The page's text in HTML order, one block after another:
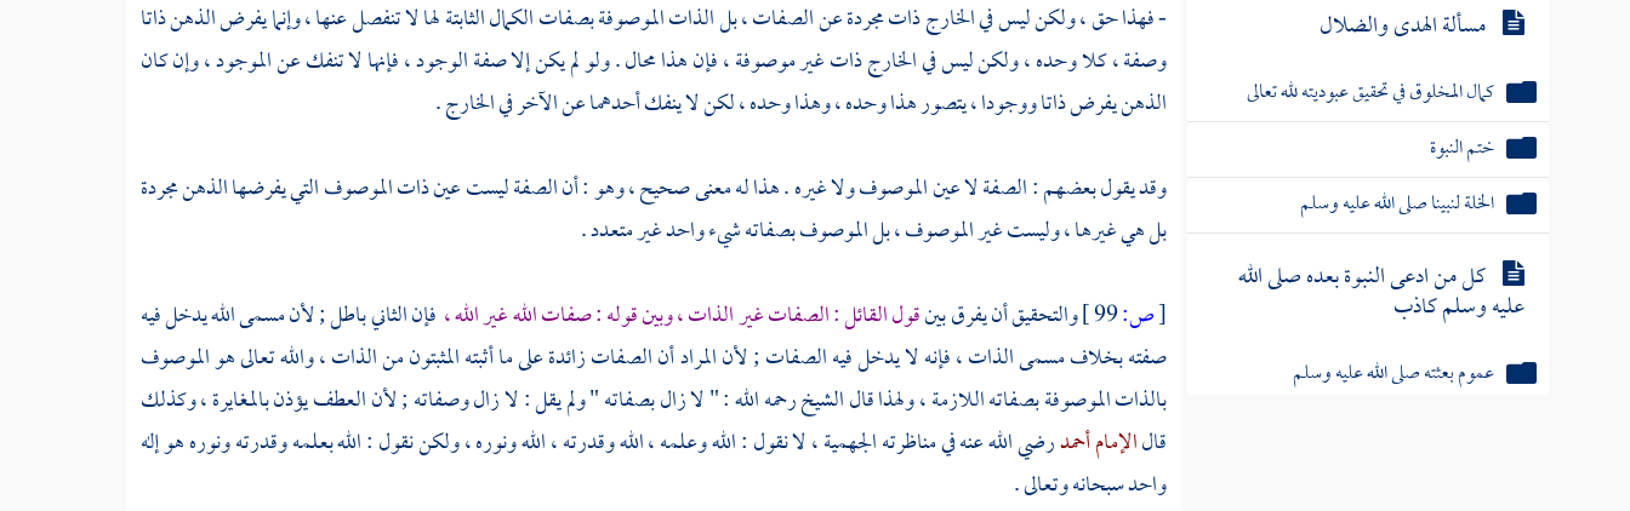
مسألة الهدى والضلال
كمال المخلوق في تحقيق عبوديته لله تعالى
ختم النبوة
الخلة لنبينا صلى الله عليه وسلم
كل من ادعى النبوة بعده صلى الله
عليه وسلم كاذب
عموم بعثته صلى الله عليه وسلم
- فهذا حق ، ولكن ليس في الخارج ذات مجردة عن الصفات ، بل الذات الموصوفة بصفات الكمال الثابتة لها لا تنفصل عنها ، وإنما يفرض الذهن ذاتا
وصفة ، كلا وحده ، ولكن ليس في الخارج ذات غير موصوفة ، فإن هذا محال . ولو لم يكن إلا صفة الوجود ، فإنها لا تنفك عن الموجود ، وإن كان
الذهن يفرض ذاتا ووجودا ، يتصور هذا وحده ، وهذا وحده ، لكن لا ينفك أحدهما عن الآخر في الخارج .
وقد يقول بعضهم : الصفة لا عين الموصوف ولا غيره . هذا له معنى صحيح ، وهو : أن الصفة ليست عين ذات الموصوف التي يفرضها الذهن مجردة
بل هي غيرها ، وليست غير الموصوف ، بل الموصوف بصفاته شيء واحد غير متعدد .
[ص: والتحقيق أن يفرق بينقول القائل : الصفات غير الذات ، وبين قوله : صفات الله غير الله ، فإن الثاني باطل ; لأن مسمى الله يدخل فيه
صفته بخلاف مسمى الذات ، فإنه لا يدخل فيه الصفات ; لأن المراد أن الصفات زائدة على ما أثبته المثبتون من الذات ، والله تعالى هو الموصوف
بالذات الموصوفة بصفاته اللازمة ، ولهذا قال الشيخ رحمه الله : " لا زال بصفاته " ولم يقل : لا زال وصفاته ; لأن العطف يؤذن بالمغايرة ، وكذلك
قالالإمام أحمدرضي الله عنه في مناظرتهالجهمية ،لا نقول : الله وعلمه ، الله وقدرته ، الله ونوره ، ولكن نقول : الله بعلمه وقدرته ونوره هو إله
واحد سبحانه وتعالى .